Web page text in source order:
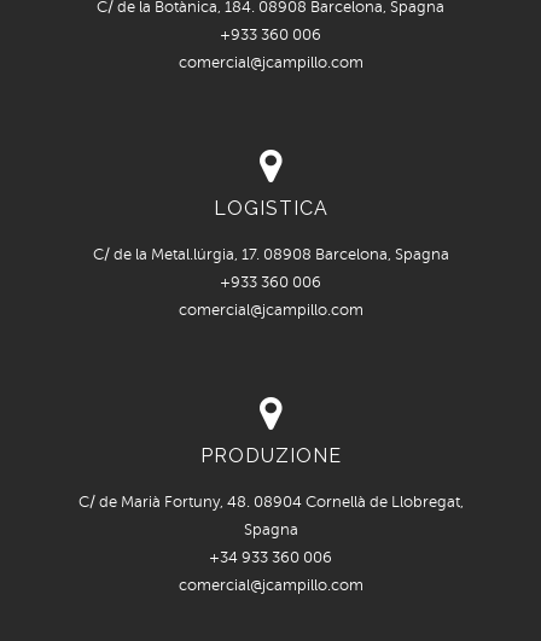
C/ de la Botànica, 184. 08908 Barcelona, Spagna
+933 360 006
comercial@jcampillo.com
LOGISTICA
C/ de la Metal.lúrgia, 17. 08908 Barcelona, Spagna
+933 360 006
comercial@jcampillo.com
PRODUZIONE
C/ de Marià Fortuny, 48. 08904 Cornellà de Llobregat,
Spagna
+34 933 360 006
comercial@jcampillo.com